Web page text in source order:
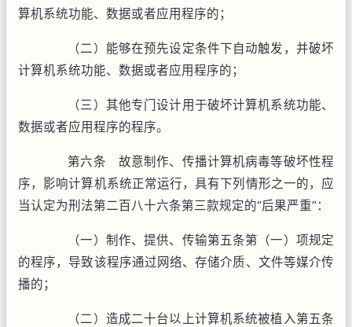
算机系统功能、数据或者应用程序的；
（二）能够在预先设定条件下自动触发，并破坏
计算机系统功能、数据或者应用程序的；
（三）其他专门设计用于破坏计算机系统功能、
数据或者应用程序的程序。
第六条 故意制作、传播计算机病毒等破坏性程
序，影响计算机系统正常运行，具有下列情形之一的，应
当认定为刑法第二百八十六条第三款规定的“后果严重”：
（一）制作、提供、传输第五条第（一）项规定
的程序，导致该程序通过网络、存储介质、文件等媒介传
播的；
（二）造成二十台以上计算机系统被植入第五条